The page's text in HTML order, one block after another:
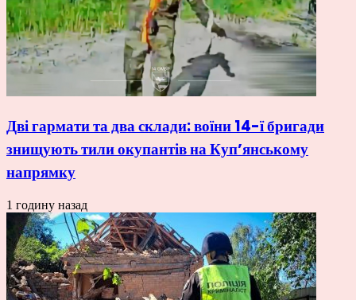
Дві гармати та два склади: воїни 14-ї бригади
знищують тили окупантів на Купʼянському
напрямку
1 годину назад